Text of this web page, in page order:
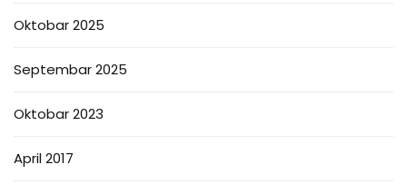
Oktobar 2025
Septembar 2025
Oktobar 2023
April 2017